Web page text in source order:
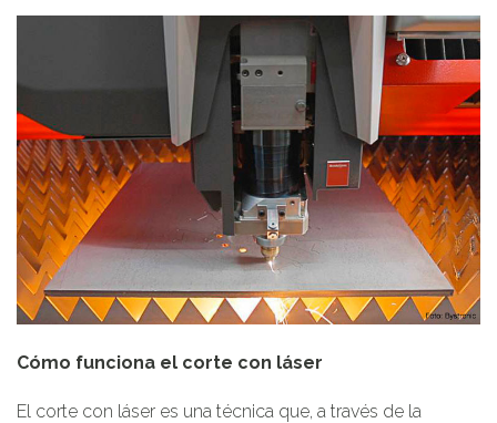
Cómo funciona el corte con láser
El corte con láser es una técnica que, a través de la